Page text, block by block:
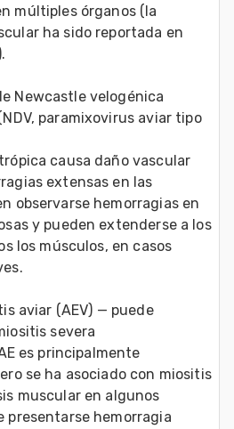
múltiples órganos (la
ha sido reportada en
Newcastle velogénica
paramixovirus aviar tipo
causa daño vascular
extensas en las
observarse hemorragias en
y pueden extenderse a los
los músculos, en casos
aviar (AEV) — puede
severa
es principalmente
se ha asociado con miositis
muscular en algunos
presentarse hemorragia